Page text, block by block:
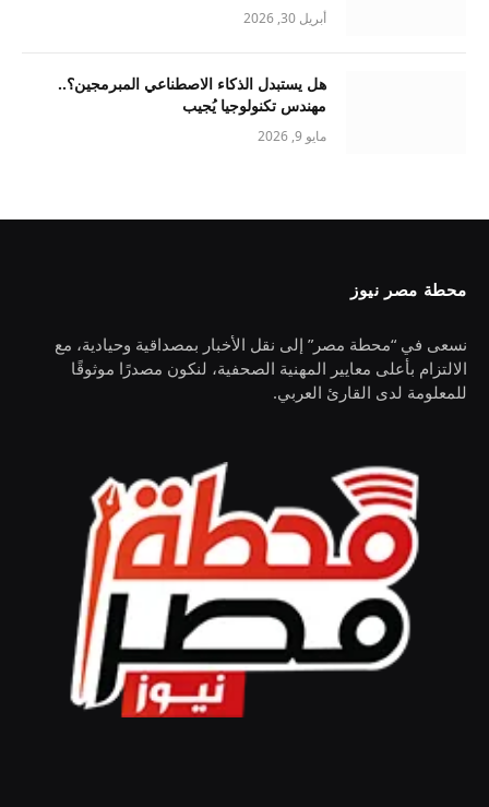
أبريل 30, 2026
هل يستبدل الذكاء الاصطناعي المبرمجين؟..
مهندس تكنولوجيا يُجيب
مايو 9, 2026
محطة مصر نيوز
نسعى في “محطة مصر” إلى نقل الأخبار بمصداقية وحيادية، مع
الالتزام بأعلى معايير المهنية الصحفية، لنكون مصدرًا موثوقًا
للمعلومة لدى القارئ العربي.